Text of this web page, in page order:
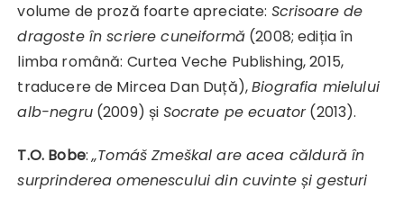
volume de proză foarte apreciate: Scrisoare de
dragoste în scriere cuneiformă(2008; ediția în
limba română: Curtea Veche Publishing, 2015,
traducere de Mircea Dan Duță),Biografia mielului
alb-negru(2009) și Socrate pe ecuator(2013).
T.O. Bobe:„Tomáš Zmeškal are acea căldură în
surprinderea omenescului din cuvinte și gesturi